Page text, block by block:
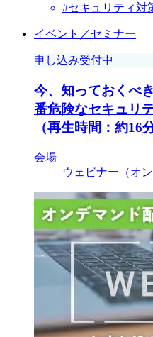
#セキュリティ対
イベント／セミナー
申し込み受付中
今、知っておくべ
番危険なセキュリ
（再生時間：約16分
会場
ウェビナー（オ